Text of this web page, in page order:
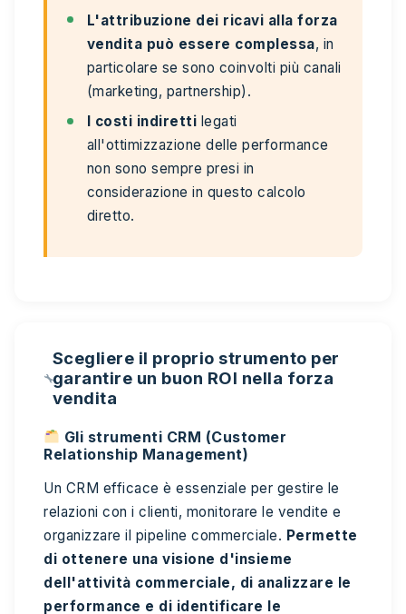
L'attribuzione dei ricavi alla forza
vendita può essere complessa, in
particolare se sono coinvolti più canali
(marketing, partnership).
I costi indiretti legati
all'ottimizzazione delle performance
non sono sempre presi in
considerazione in questo calcolo
diretto.
Scegliere il proprio strumento per
garantire un buon ROI nella forza
vendita
Gli strumenti CRM (Customer
Relationship Management)
Un CRM efficace è essenziale per gestire le
relazioni con i clienti, monitorare le vendite e
organizzare il pipeline commerciale. Permette
di ottenere una visione d'insieme
dell'attività commerciale, di analizzare le
performance e di identificare le